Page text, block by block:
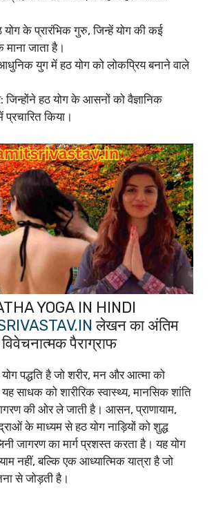
योग के प्रारंभिक गुरु, जिन्हें योग की कई
जाता है।
आधुनिक युग में हठ योग को लोकप्रिय बनाने वाले
जिन्होंने हठ योग के आसनों को वैज्ञानिक
प्रचारित किया।
YOGA IN HINDI
लेखन का अंतिम
विवेचनात्मक पैराग्राफ
पद्धति है जो शरीर, मन और आत्मा को
साधक को शारीरिक स्वास्थ्य, मानसिक शांति
की ओर ले जाती है। आसन, प्राणायाम,
के माध्यम से हठ योग नाड़ियों को शुद्ध
जागरण का मार्ग प्रशस्त करता है। यह योग
नहीं, बल्कि एक आध्यात्मिक यात्रा है जो
से जोड़ती है।